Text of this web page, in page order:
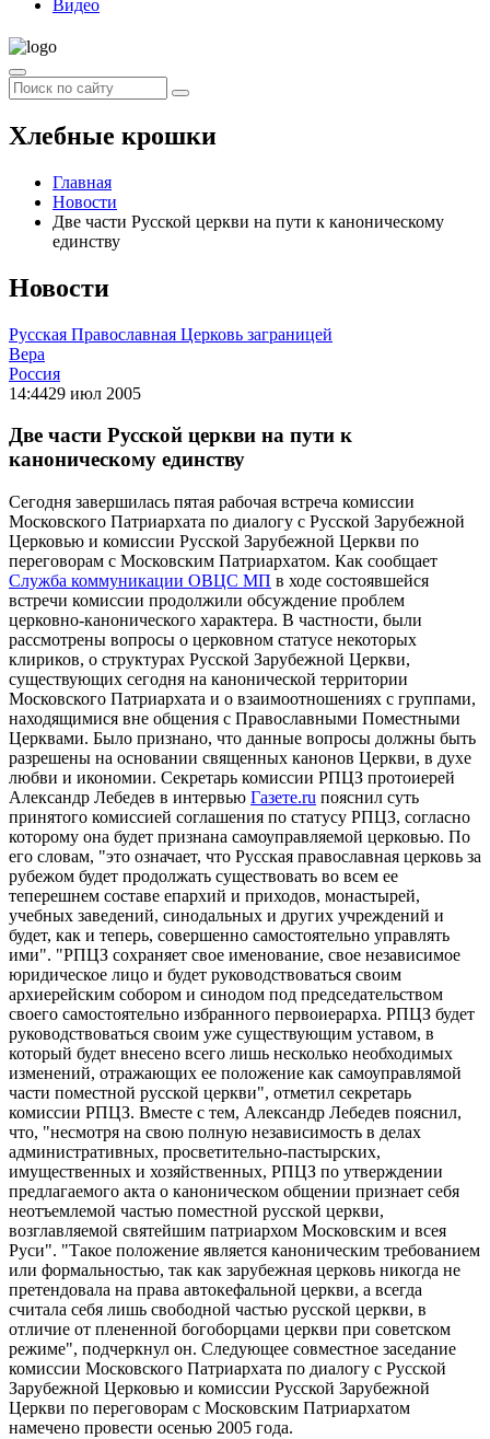
Видео
Хлебные крошки
Главная
Новости
Две части Русской церкви на пути к каноническому
единству
Новости
Русская Православная Церковь заграницей
Вера
Россия
14:4429 июл 2005
Две части Русской церкви на пути к
каноническому единству
Сегодня завершилась пятая рабочая встреча комиссии
Московского Патриархата по диалогу с Русской Зарубежной
Церковью и комиссии Русской Зарубежной Церкви по
переговорам с Московским Патриархатом. Как сообщает
Служба коммуникации ОВЦС МП в ходе состоявшейся
встречи комиссии продолжили обсуждение проблем
церковно-канонического характера. В частности, были
рассмотрены вопросы о церковном статусе некоторых
клириков, о структурах Русской Зарубежной Церкви,
существующих сегодня на канонической территории
Московского Патриархата и о взаимоотношениях с группами,
находящимися вне общения с Православными Поместными
Церквами. Было признано, что данные вопросы должны быть
разрешены на основании священных канонов Церкви, в духе
любви и икономии. Секретарь комиссии РПЦЗ протоиерей
Александр Лебедев в интервью Газете.ru пояснил суть
принятого комиссией соглашения по статусу РПЦЗ, согласно
которому она будет признана самоуправляемой церковью. По
его словам, "это означает, что Русская православная церковь за
рубежом будет продолжать существовать во всем ее
теперешнем составе епархий и приходов, монастырей,
учебных заведений, синодальных и других учреждений и
будет, как и теперь, совершенно самостоятельно управлять
ими". "РПЦЗ сохраняет свое именование, свое независимое
юридическое лицо и будет руководствоваться своим
архиерейским собором и синодом под председательством
своего самостоятельно избранного первоиерарха. РПЦЗ будет
руководствоваться своим уже существующим уставом, в
который будет внесено всего лишь несколько необходимых
изменений, отражающих ее положение как самоуправлямой
части поместной русской церкви", отметил секретарь
комиссии РПЦЗ. Вместе с тем, Александр Лебедев пояснил,
что, "несмотря на свою полную независимость в делах
административных, просветительно-пастырских,
имущественных и хозяйственных, РПЦЗ по утверждении
предлагаемого акта о каноническом общении признает себя
неотъемлемой частью поместной русской церкви,
возглавляемой святейшим патриархом Московским и всея
Руси". "Такое положение является каноническим требованием
или формальностью, так как зарубежная церковь никогда не
претендовала на права автокефальной церкви, а всегда
считала себя лишь свободной частью русской церкви, в
отличие от плененной богоборцами церкви при советском
режиме", подчеркнул он. Следующее совместное заседание
комиссии Московского Патриархата по диалогу с Русской
Зарубежной Церковью и комиссии Русской Зарубежной
Церкви по переговорам с Московским Патриархатом
намечено провести осенью 2005 года.